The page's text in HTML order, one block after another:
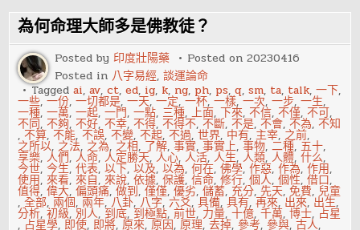
忽
視
的
風
水
問
題
為何命理大師多是佛教徒？
Posted by 印度壯陽藥 Posted on20230416
Posted in 八字易經,談運論命
Taggedai,av,ct,ed, ig, k, ng, ph, ps,q,sm, ta, talk,一下,
一些,一份,一切都是,一天,一定,一杯,一樣,一次,一步,一生,
一種,一萬,一起,一門,一點, 三種,上面,下來,不信,不僅,不可,
不同,不夠,不好,不幸,不得,不得不,不斷,不是,不會,不為,不知
,不算,不能,不誤,不變,不起,不過,世界, 中有,主宰, 之前,
之所以, 之法, 之為, 之相, 了解,事實,事實上,事物,二種,五十,
享樂,人們,人命,人定勝天,人心,人活,人生,人類,人體,什么,
今世,今生,代表,以下,以及,以為,何在,佛學,作惡,作為,作用,
使用,來看,來自,來說,依據,保護,信命,修行,個人,個性,借口,
值得,偉大,偏頭痛,做到,僅僅,優劣,儲蓄, 充分,先天,免費, 兒童
,全部, 兩個, 兩年, 八卦, 八字,六爻,具備,具有,再來, 出來, 出生,
分析,初級, 別人, 到底, 到極點,前世, 力量,十億,千萬,博士, 占星
, 占星學, 即使, 即將,原來,原因,原理,去掉,參考,參與,古人,